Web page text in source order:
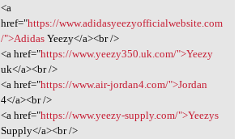
<a
href="https://www.adidasyeezyofficialwebsite.com
/">AdidasYeezy</a><br />
<a href="https://www.yeezy350.uk.com/">Yeezy
uk</a><br />
<a href="https://www.air-jordan4.com/">Jordan
4</a><br />
<a href="https://www.yeezy-supply.com/">Yeezys
Supply</a><br />